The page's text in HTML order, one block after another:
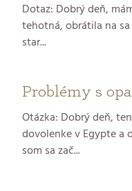
Dotaz: Dobrý deň,
tehotná, obrátila na
star...
Problémy s
Otázka: Dobrý deň,
dovolenke v Egypte a
som sa zač...